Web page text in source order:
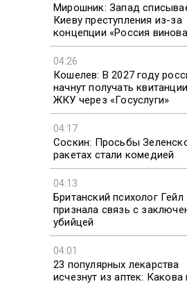
Мирошник: Запад
Киеву преступления из-за
концепции «Россия
04:26
Кошелев: В 2027 году
начнут получать
ЖКУ через «Госуслуги»
04:17
Соскин: Просьбы
ракетах стали комедией
04:13
Британский психолог Гейл
признала связь с
убийцей
04:01
23 популярных лекарства
исчезнут из аптек: Какова